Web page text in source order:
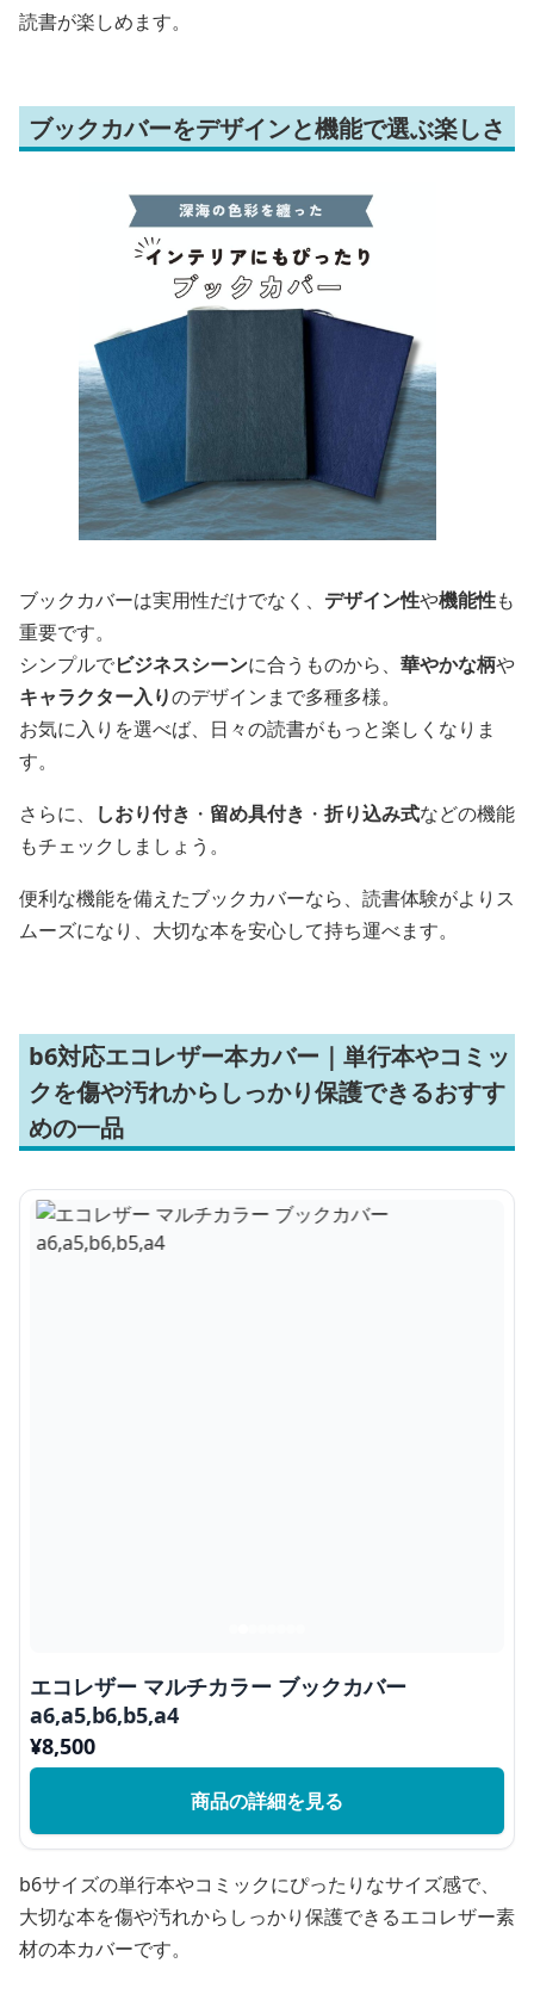
読書が楽しめます。
ブックカバーをデザインと機能で選ぶ楽しさ
ブックカバーは実用性だけでなく、 デザイン性や機能性も
重要です。
シンプルでビジネスシーンに合うものから、 華やかな柄や
キャラクター入りのデザインまで多種多様。
お気に入りを選べば、日々の読書がもっと楽しくなりま
す。
さらに、
しおり付き ・ 留め具付き ・ 折り込み式などの機能
もチェックしましょう。
便利な機能を備えたブックカバーなら、読書体験がよりス
ムーズになり、大切な本を安心して持ち運べます。
b6対応エコレザー本カバー｜単行本やコミッ
クを傷や汚れからしっかり保護できるおすす
めの一品
エコレザー マルチカラー ブックカバー
a6,a5,b6,b5,a4
¥8,500
商品の詳細を見る
b6サイズの単行本やコミックにぴったりなサイズ感で、
大切な本を傷や汚れからしっかり保護できるエコレザー素
材の本カバーです。